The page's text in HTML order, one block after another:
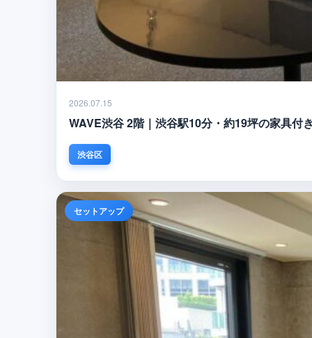
2026.07.15
WAVE渋谷 2階｜渋谷駅10分・約19坪の家具付
渋谷区
セットアップ